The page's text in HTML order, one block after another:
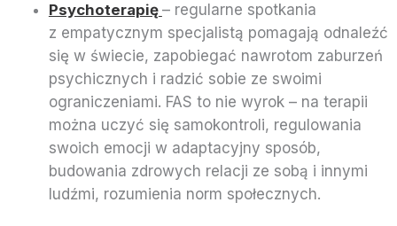
Psychoterapię – regularne spotkania
z empatycznym specjalistą pomagają odnaleźć
się w świecie, zapobiegać nawrotom zaburzeń
psychicznych i radzić sobie ze swoimi
ograniczeniami. FAS to nie wyrok – na terapii
można uczyć się samokontroli, regulowania
swoich emocji w adaptacyjny sposób,
budowania zdrowych relacji ze sobą i innymi
ludźmi, rozumienia norm społecznych.